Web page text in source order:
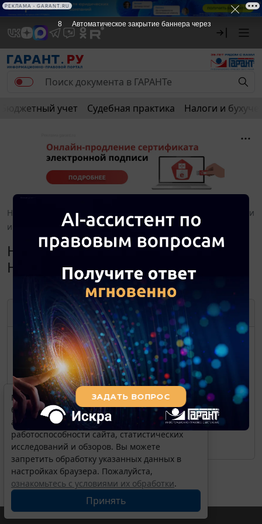
Бюджетный учет Судебная практика Налоги и
Новости и аналитика
Налоги
и налогообложение
Навигатор. Декабрь 2016
Налоги и налогообложение.
Навигатор. Декабрь 2016
ДЕКАБРЬ
2016
ПН
ВТ СР ЧТ ПТ
ВС
1
2 3
5
6 7 8 9 10
12
13 14 15 16 17
18
20 21 23 24
26
27 28 29
Мы обрабатываем локальные данные
браузера и используем инструменты
аналитики в целях улучшения и обеспечения
работоспособности сайта, статистических
исследований и обзоров. Вы можете
запретить обработку указанных данных в
настройках браузера. Пожалуйста,
ознакомьтесь с условиями их обработки.
Принять
8 Автоматическое закрытие баннера через
РЕКЛАМА • GARANT.RU